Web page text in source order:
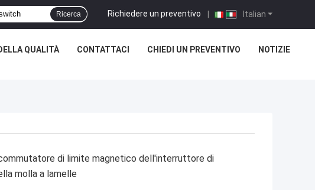
Italian
Richiedere un preventivo |
Ricerca
QUALITÀ CONTATTACI CHIEDI UN PREVENTIVO NOTIZIE
di limite magnetico dell'interruttore di
molla a lamelle